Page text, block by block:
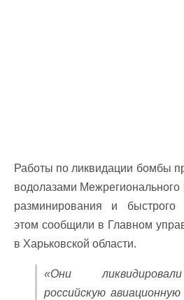
Работы по ликвидации бомбы
водолазами Межрегионального
разминирования и
этом сообщили в Главном
в Харьковской области.
«Они
российскую